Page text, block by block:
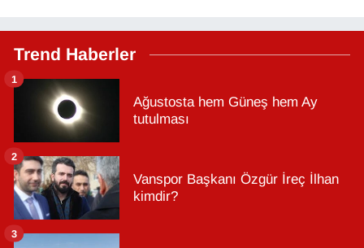
Trend Haberler
Ağustosta hem Güneş hem Ay
tutulması
1
Vanspor Başkanı Özgür İreç İlhan
kimdir?
2
3